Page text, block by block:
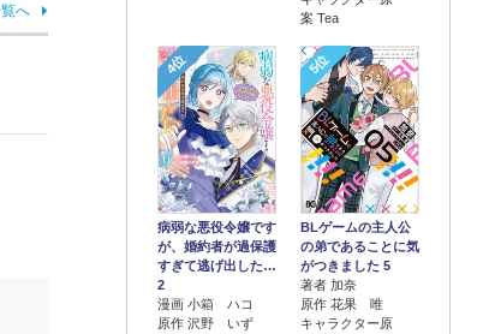
へ
案 Tea
4位
病弱な悪役令嬢です
が、婚約者が過保護
すぎて逃げ出した…
2
漫画 小箱 ハコ
原作 沢野 いず
5位
BLゲームの主人公
の弟であることに気
がつきました 5
著者 加奈
原作 花果 唯
キャラクター原